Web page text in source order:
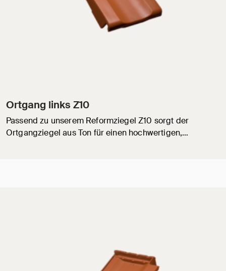
Ortgang links Z10
Passend zu unserem Reformziegel Z10 sorgt der
Ortgangziegel aus Ton für einen hochwertigen,…